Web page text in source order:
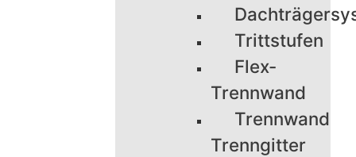
Trittstufen
Flex-
Trennwand
Trennwand
Trenngitter